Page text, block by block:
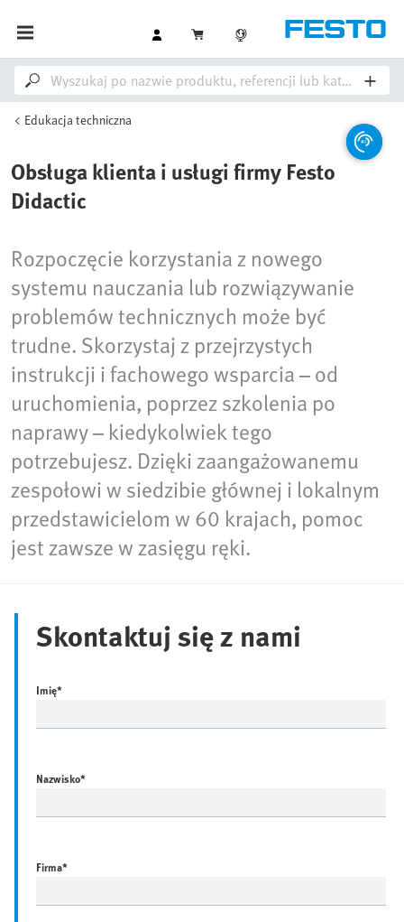
Edukacja techniczna
Obsługa klienta i usługi firmy Festo
Didactic
Rozpoczęcie korzystania z nowego
systemu nauczania lub rozwiązywanie
problemów technicznych może być
trudne. Skorzystaj z przejrzystych
instrukcji i fachowego wsparcia – od
uruchomienia, poprzez szkolenia po
naprawy – kiedykolwiek tego
potrzebujesz. Dzięki zaangażowanemu
zespołowi w siedzibie głównej i lokalnym
przedstawicielom w 60 krajach, pomoc
jest zawsze w zasięgu ręki.
Skontaktuj się z nami
Imię*
Nazwisko*
Firma*